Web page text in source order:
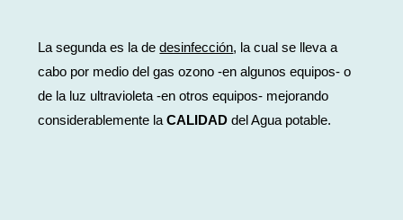
La segunda es la dedesinfección, la cual se lleva a
cabo por medio del gas ozono -en algunos equipos- o
de la luz ultravioleta -en otros equipos- mejorando
considerablemente laCALIDAD del Agua potable.